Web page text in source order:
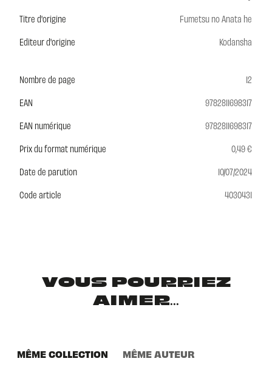
Titre d'origine
Fumetsu no Anata he
Editeur d'origine
Kodansha
Nombre de page
12
EAN
9782811698317
EAN numérique
9782811698317
Prix du format numérique
0,49 €
Date de parution
10/07/2024
Code article
4030431
VOUS POURRIEZ
AIMER...
MÊME COLLECTION MÊME AUTEUR